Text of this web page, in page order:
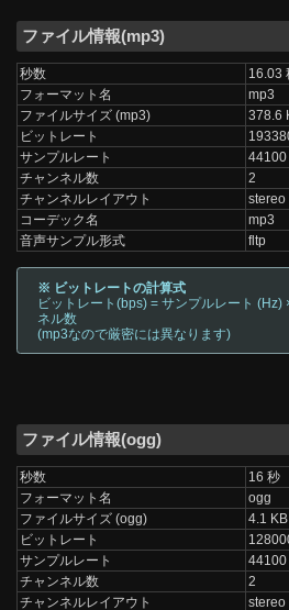
ファイル情報(mp3)
秒数
16.03
フォーマット名
mp3
ファイルサイズ (mp3)
378.6
ビットレート
サンプルレート
44100
チャンネル数
2
チャンネルレイアウト
stereo
コーデック名
mp3
音声サンプル形式
fltp
※ ビットレートの計算式
ビットレート(bps) = サンプルレート (Hz)
ネル数
(mp3なので厳密には異なります)
ファイル情報(ogg)
秒数
16 秒
フォーマット名
ogg
ファイルサイズ (ogg)
4.1 KB
ビットレート
サンプルレート
44100
チャンネル数
2
チャンネルレイアウト
stereo